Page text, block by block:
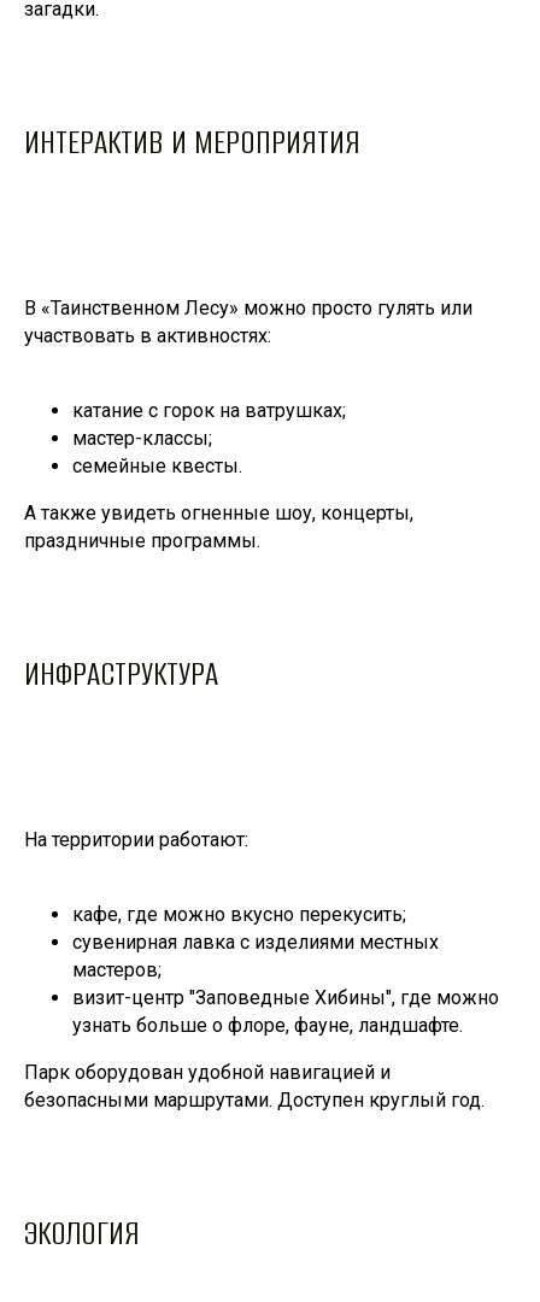
загадки.
ИНТЕРАКТИВ И МЕРОПРИЯТИЯ
В «Таинственном Лесу» можно просто гулять или
участвовать в активностях:
катание с горок на ватрушках;
мастер-классы;
семейные квесты.
А также увидеть огненные шоу, концерты,
праздничные программы.
ИНФРАСТРУКТУРА
На территории работают:
кафе, где можно вкусно перекусить;
сувенирная лавка с изделиями местных
мастеров;
визит-центр "Заповедные Хибины", где можно
узнать больше о флоре, фауне, ландшафте.
Парк оборудован удобной навигацией и
безопасными маршрутами. Доступен круглый год.
ЭКОЛОГИЯ